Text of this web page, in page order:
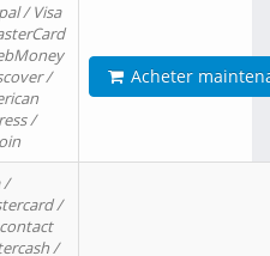
/ Visa
/
/
Acheter
/
/
/